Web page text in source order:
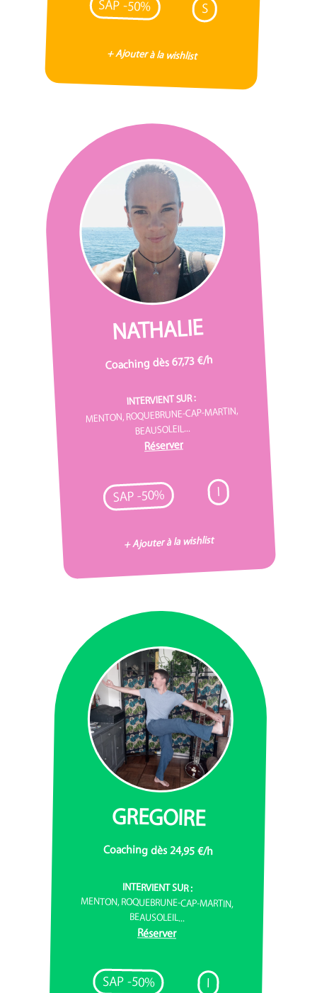
SAP -50% S
+ Ajouter à la wishlist
NATHALIE
Coaching dès 67,73 €/h
INTERVIENT SUR :
MENTON, ROQUEBRUNE-CAP-MARTIN,
BEAUSOLEIL...
Réserver
SAP -50% I
+ Ajouter à la wishlist
GREGOIRE
Coaching dès 24,95 €/h
INTERVIENT SUR :
MENTON, ROQUEBRUNE-CAP-MARTIN,
BEAUSOLEIL...
Réserver
SAP -50% I